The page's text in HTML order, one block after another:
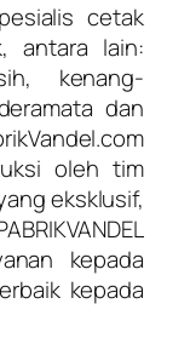
cetak
antara lain:
kenang-
dan
oleh tim
eksklusif,
kepada
kepada